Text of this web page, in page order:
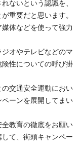
ないという認識を、
重要だと思います。
体などを使って強力
オやテレビなどのマ
性についての呼び掛
の交通安全運動におい
ーンを展開してまい
教育の徹底をお願い
て、街頭キャンペー